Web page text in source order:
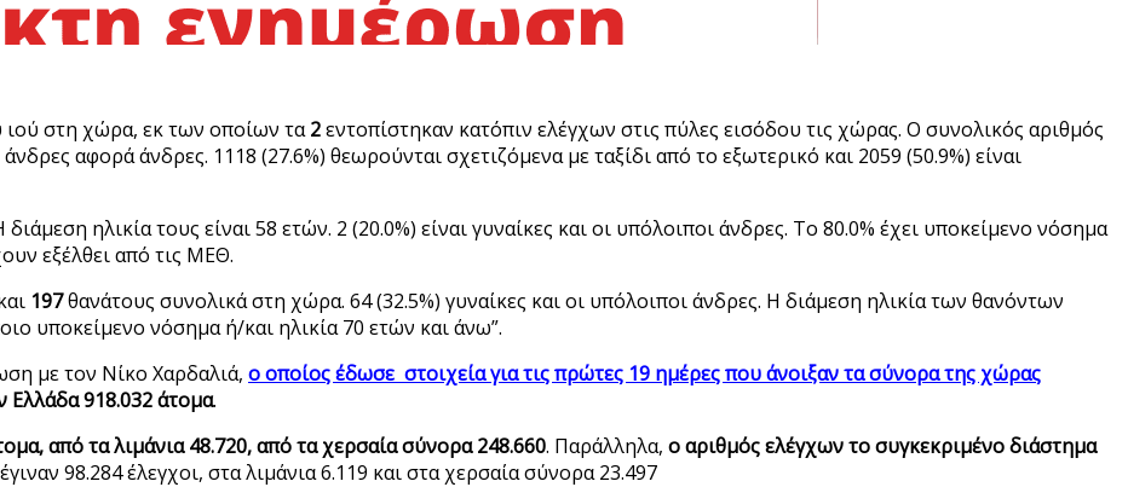
στη χώρα, εκ των οποίων τα2εντοπίστηκαν κατόπιν ελέγχων στις πύλες εισόδου τις χώρας. Ο συνολικός αριθμός
αφορά άνδρες. 1118 (27.6%) θεωρούνται σχετιζόμενα με ταξίδι από το εξωτερικό και 2059 (50.9%) είναι
ηλικία τους είναι 58 ετών. 2 (20.0%) είναι γυναίκες και οι υπόλοιποι άνδρες. To 80.0% έχει υποκείμενο νόσημα
εξέλθει από τις ΜΕΘ.
197θανάτους συνολικά στη χώρα. 64 (32.5%) γυναίκες και οι υπόλοιποι άνδρες. Η διάμεση ηλικία των θανόντων
υποκείμενο νόσημα ή/και ηλικία 70 ετών και άνω”.
με τον Νίκο Χαρδαλιά, ο οποίος έδωσε στοιχεία για τις πρώτες 19 ημέρες που άνοιξαν τα σύνορα της χώρας
Ελλάδα 918.032 άτομα.
από τα λιμάνια 48.720, από τα χερσαία σύνορα 248.660. Παράλληλα, ο αριθμός ελέγχων το συγκεκριμένο διάστημα
98.284 έλεγχοι, στα λιμάνια 6.119 και στα χερσαία σύνορα 23.497